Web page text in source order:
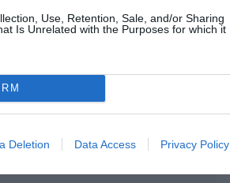
Use, Retention, Sale, and/or Sharing
Is Unrelated with the Purposes for which it
Deletion Data Access Privacy Policy